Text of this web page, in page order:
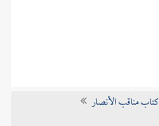
كتاب مناقب الأنصار